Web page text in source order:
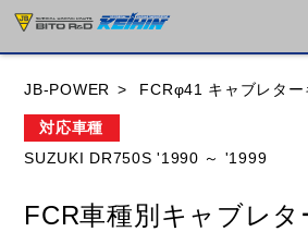
JB-POWER FCRφ41 キャブレタ
対応車種
SUZUKI DR750S '1990 ～ '1999
FCR車種別キャブレタ